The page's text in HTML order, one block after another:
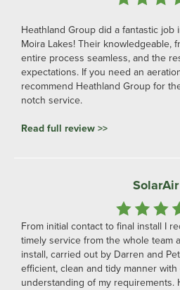
Heathland Group did a fantastic job
Moira Lakes! Their knowledgeable,
entire process seamless, and the
expectations. If you need an
recommend Heathland Group for
notch service.
Read full review >>
From initial contact to final install I
timely service from the whole team
install, carried out by Darren and
efficient, clean and tidy manner
understanding of my requirements.